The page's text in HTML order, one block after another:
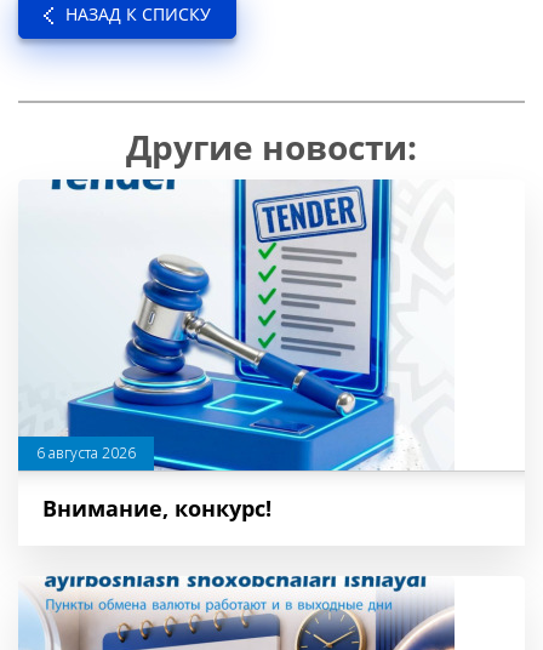
НАЗАД К СПИСКУ
Другие новости:
6 августа 2026
Внимание, конкурс!